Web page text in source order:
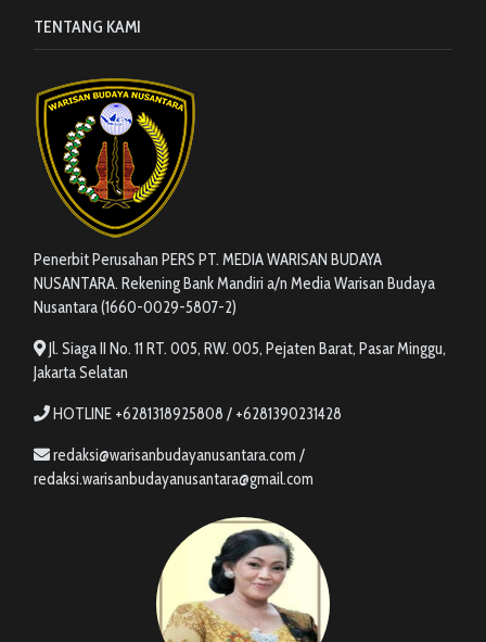
TENTANG KAMI
Penerbit Perusahan PERS PT. MEDIA WARISAN BUDAYA
NUSANTARA. Rekening Bank Mandiri a/n Media Warisan Budaya
Nusantara (1660-0029-5807-2)
Jl. Siaga II No. 11 RT. 005, RW. 005, Pejaten Barat, Pasar Minggu,
Jakarta Selatan
HOTLINE +6281318925808 / +6281390231428
redaksi@warisanbudayanusantara.com /
redaksi.warisanbudayanusantara@gmail.com